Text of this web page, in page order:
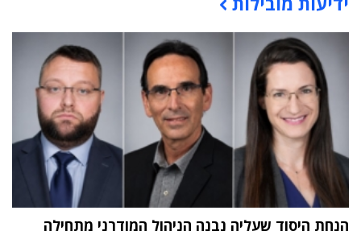
הנחת היסוד שעליה נבנה הניהול המודרני מתחילה